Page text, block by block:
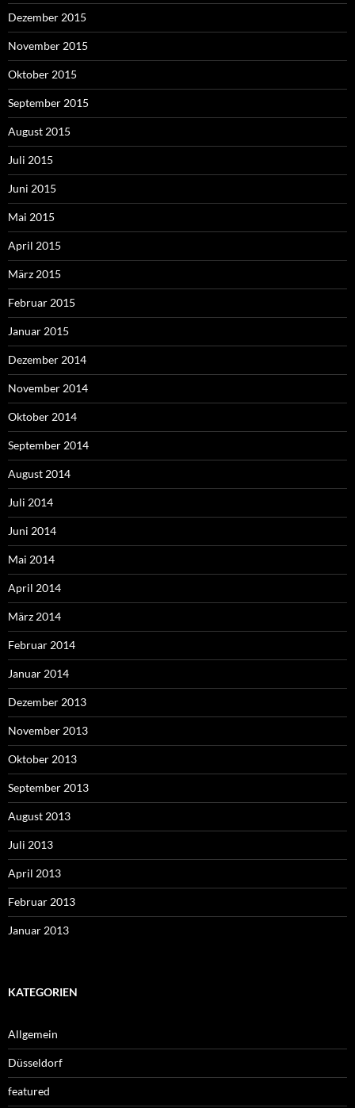
Dezember 2015
November 2015
Oktober 2015
September 2015
August 2015
Juli 2015
Juni 2015
Mai 2015
April 2015
März 2015
Februar 2015
Januar 2015
Dezember 2014
November 2014
Oktober 2014
September 2014
August 2014
Juli 2014
Juni 2014
Mai 2014
April 2014
März 2014
Februar 2014
Januar 2014
Dezember 2013
November 2013
Oktober 2013
September 2013
August 2013
Juli 2013
April 2013
Februar 2013
Januar 2013
KATEGORIEN
Allgemein
Düsseldorf
featured